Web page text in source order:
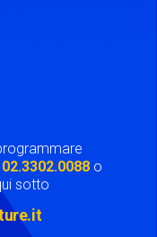
02.3302.0088 o
sotto